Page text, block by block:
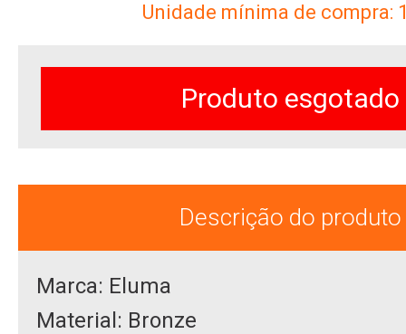
Unidade mínima de compra:
Produto esgotado
Descrição do produto
Marca: Eluma
Material: Bronze